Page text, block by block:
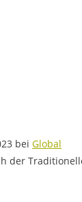
bei Global
der